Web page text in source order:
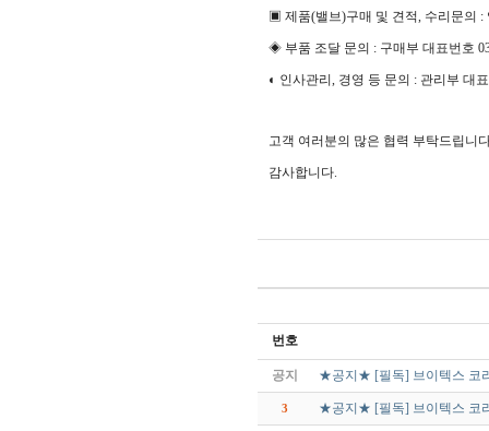
▣ 제품(밸브)구매 및 견적, 수리문의 :
◈ 부품 조달 문의 : 구매부 대표번호
◐ 인사관리, 경영 등 문의 : 관리부 대
고객 여러분의 많은 협력 부탁드립니
감사합니다.
번호
공지 ★공지★ [필독] 브이텍스 코
3 ★공지★ [필독] 브이텍스 코